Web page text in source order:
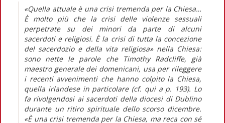
«Quella attuale è una crisi tremenda per la Chiesa…
È molto più che la crisi delle violenze sessuali
perpetrate su dei minori da parte di alcuni
sacerdoti e religiosi. È la crisi di tutta la concezione
del sacerdozio e della vita religiosa» nella Chiesa:
sono nette le parole che Timothy Radcliffe, già
maestro generale dei domenicani, usa per rileggere
i recenti avvenimenti che hanno colpito la Chiesa,
quella irlandese in particolare (cf. qui a p. 193). Lo
fa rivolgendosi ai sacerdoti della diocesi di Dublino
durante un ritiro spirituale dello scorso dicembre.
«È una crisi tremenda per la Chiesa, ma reca con sé